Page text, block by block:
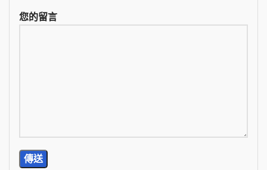
您的留言